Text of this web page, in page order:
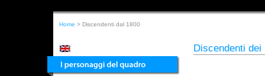
Home > Discendenti dal 1800
Discendenti dei